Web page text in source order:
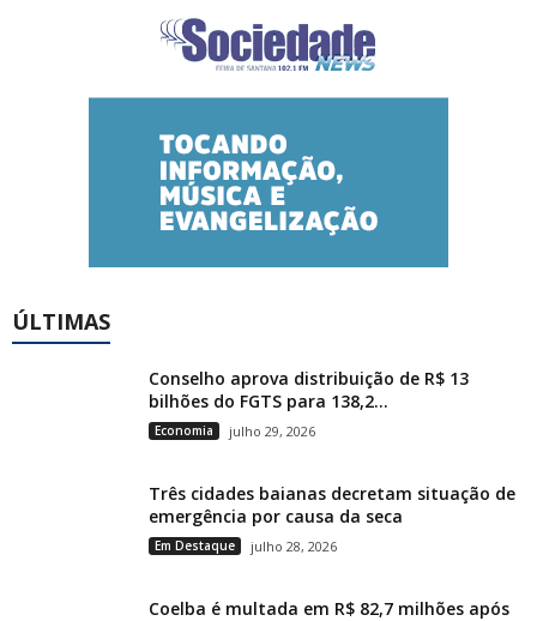
ÚLTIMAS
Conselho aprova distribuição de R$ 13
bilhões do FGTS para 138,2...
Economia julho 29, 2026
Três cidades baianas decretam situação de
emergência por causa da seca
Em Destaque julho 28, 2026
Coelba é multada em R$ 82,7 milhões após